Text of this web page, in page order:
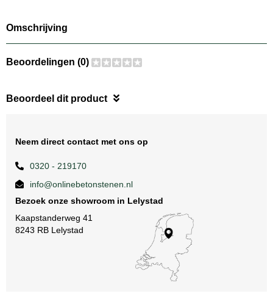
Omschrijving
Beoordelingen (0)
Beoordeel dit product
Neem direct contact met ons op
0320 - 219170
info@onlinebetonstenen.nl
Bezoek onze showroom in Lelystad
Kaapstanderweg 41
8243 RB Lelystad